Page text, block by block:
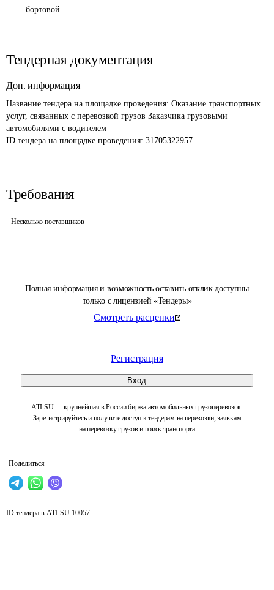
Полная информация и возможность оставить отклик доступны
только с лицензией «Тендеры»
Смотреть расценки
Регистрация
Вход
ATI.SU — крупнейшая в России биржа автомобильных грузоперевозок.
Зарегистрируйтесь и получите доступ к тендерам на перевозки, заявкам
на перевозку грузов и поиск транспорта
Поделиться
бортовой
Тендерная документация
Доп. информация
Название тендера на площадке проведения: Оказание транспортных
услуг, связанных с перевозкой грузов Заказчика грузовыми
автомобилями с водителем
ID тендера на площадке проведения: 31705322957
Требования
Несколько поставщиков
ID тендера в ATI.SU 10057